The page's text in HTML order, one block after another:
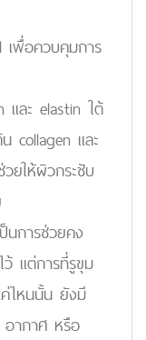
พื่อควบคุมการ
และ elastin ใต้
collagen และ
ยให้ผิวกระชับ
นการช่วยคง
แต่การที่รูขุม
ค่ไหนนั้น ยังมี
ากาศ หรือ